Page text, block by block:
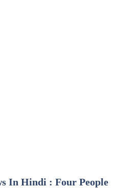
In Hindi : Four People